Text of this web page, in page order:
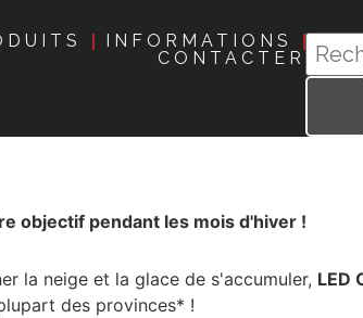
INFORMATIONS
CONTACTER
objectif pendant les mois d'hiver !
la neige et la glace de s'accumuler, LED
des provinces* !